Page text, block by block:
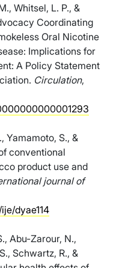
Whitsel, L. P., &
Coordinating
Oral Nicotine
Implications for
A Policy Statement
Circulation,
Yamamoto, S., &
conventional
product use and
journal of
dyae114
Abu-Zarour, N.,
Schwartz, R., &